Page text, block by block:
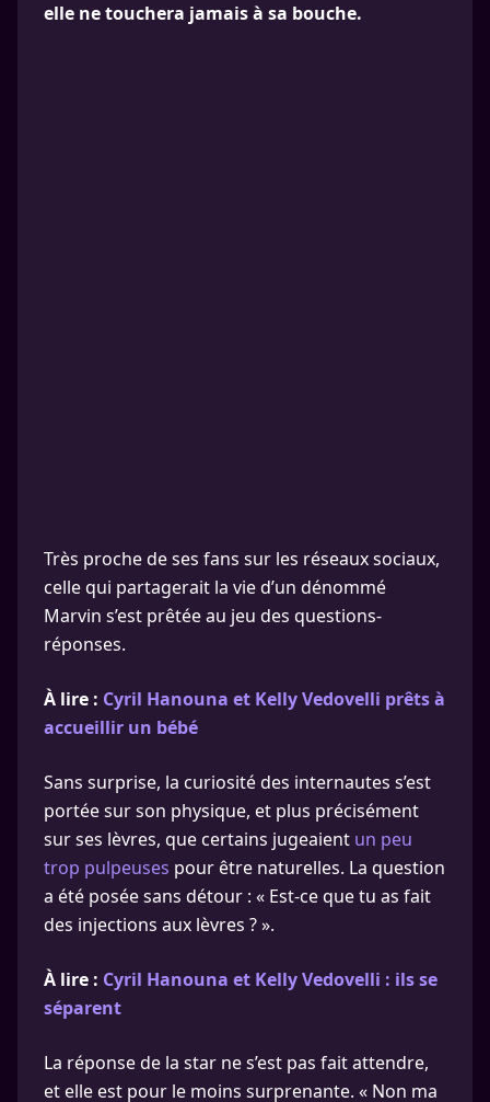
elle ne touchera jamais à sa bouche.
Très proche de ses fans sur les réseaux sociaux,
celle qui partagerait la vie d’un dénommé
Marvin s’est prêtée au jeu des questions-
réponses.
À lire : Cyril Hanouna et Kelly Vedovelli prêts à
accueillir un bébé
Sans surprise, la curiosité des internautes s’est
portée sur son physique, et plus précisément
sur ses lèvres, que certains jugeaient un peu
trop pulpeuses pour être naturelles. La question
a été posée sans détour : « Est-ce que tu as fait
des injections aux lèvres ? ».
À lire : Cyril Hanouna et Kelly Vedovelli : ils se
séparent
La réponse de la star ne s’est pas fait attendre,
et elle est pour le moins surprenante. « Non ma